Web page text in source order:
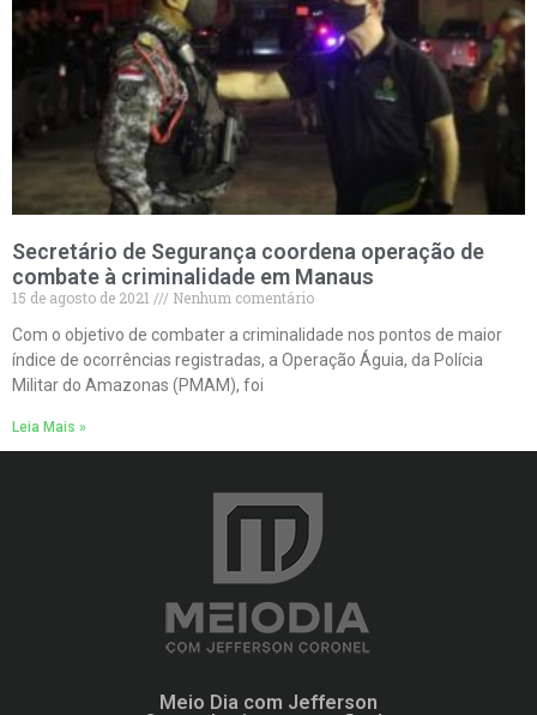
Secretário de Segurança coordena operação de
combate à criminalidade em Manaus
15 de agosto de 2021
Nenhum comentário
Com o objetivo de combater a criminalidade nos pontos de maior
índice de ocorrências registradas, a Operação Águia, da Polícia
Militar do Amazonas (PMAM), foi
Leia Mais »
Meio Dia com Jefferson